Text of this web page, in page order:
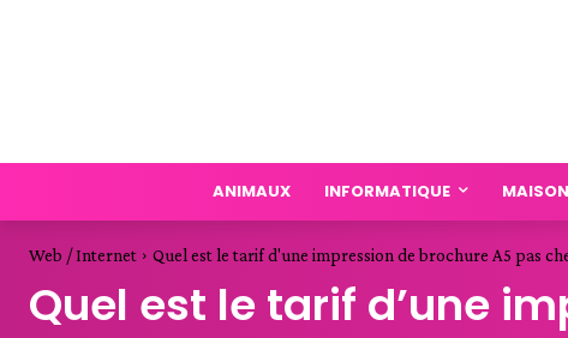
ANIMAUX INFORMATIQUE MAISON
Web / Internet Quel est le tarif d'une impression de brochure A5 pas
Quel est le tarif d’une